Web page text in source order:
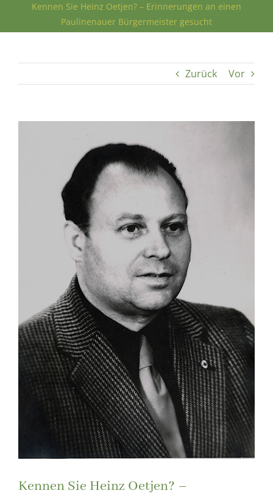
Kennen Sie Heinz Oetjen? – Erinnerungen an einen
Paulinenauer Bürgermeister gesucht
Zurück Vor
Kennen Sie Heinz Oetjen? –